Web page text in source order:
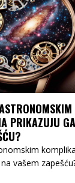
PRIKAZUJU
vašem